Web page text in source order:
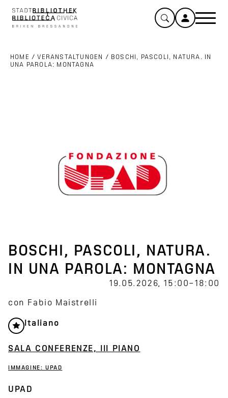
HOME /VERANSTALTUNGEN /
BOSCHI, PASCOLI, NATURA. IN
UNA PAROLA: MONTAGNA
BOSCHI, PASCOLI, NATURA.
IN UNA PAROLA: MONTAGNA
19.05.2026, 15:00–18:00
con Fabio Maistrelli
Italiano
SALA CONFERENZE, III PIANO
IMMAGINE: UPAD
UPAD